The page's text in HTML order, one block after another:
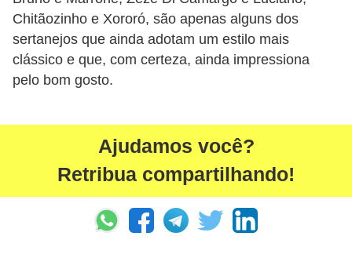
Chitãozinho e Xororó, são apenas alguns dos
sertanejos que ainda adotam um estilo mais
clássico e que, com certeza, ainda impressiona
pelo bom gosto.
Ajudamos você?
Retribua compartilhando!
s
c
u
P